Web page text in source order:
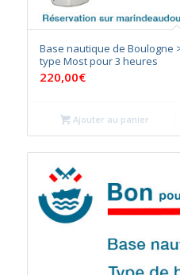
Base nautique de Boulogne
type Most pour 3 heures
220,00€
Ajouter au panier